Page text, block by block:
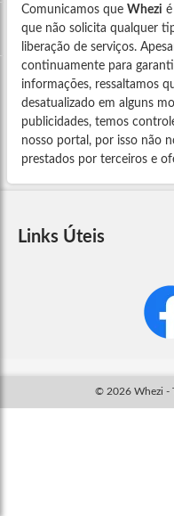
Comunicamos que Whezi
que não solicita qualquer
liberação de serviços.
continuamente para
informações, ressaltamos
desatualizado em alguns
publicidades, temos
nosso portal, por isso não
prestados por terceiros e
Links Úteis
© 2026 Whezi -